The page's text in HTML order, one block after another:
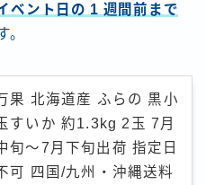
ベント日の 1 週間前まで
。
果 北海道産 ふらの 黒小
すいか 約1.3kg 2玉 7月
旬〜7月下旬出荷 指定日
可 四国/九州・沖縄送料